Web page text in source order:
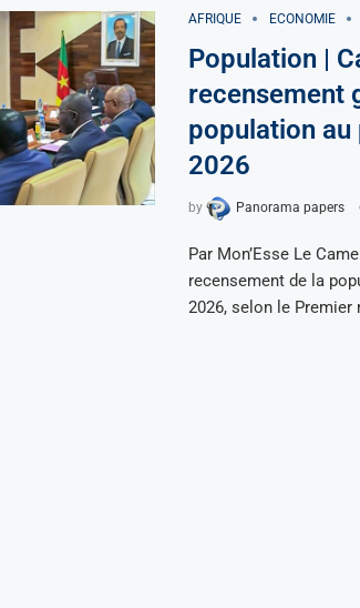
AFRIQUE ECONOMIE
Population |
recensement
population
2026
by Panorama papers
Par Mon’Esse Le
recensement de la
2026, selon le